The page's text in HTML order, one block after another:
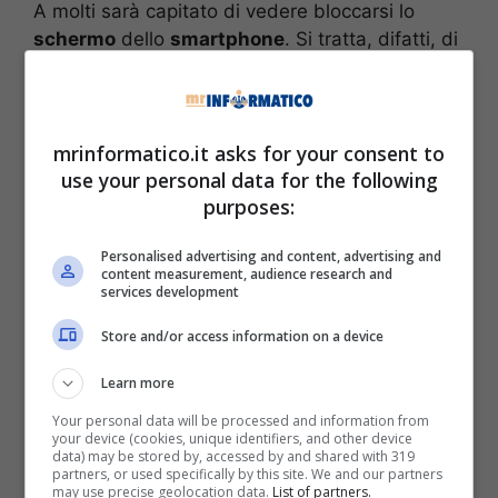
A molti sarà capitato di vedere bloccarsi lo
schermo dello smartphone. Si tratta, difatti, di
qualsiasi marca o modello di dispositivi. Se
sempre bisogna correre in assistenza o in
negozio ad acquistarne uno nuovo.
può essere risolto in poche semplici mosse. Il
primo consiglio è quello di non intasare la
memoria del telefono e provvedere sempre
alla pulizia, magari cancellando leapplicazioni
o ifile
(foto, video, audio e documenti) che
sono
truccoper sbloccare uno smartphone il cui
schermo non dà più segni di vita.
mrinformatico.it asks for your consent to
use your personal data for the following
purposes:
Personalised advertising and content, advertising and
content measurement, audience research and
services development
Store and/or access information on a device
Learn more
Your personal data will be processed and information from
your device (cookies, unique identifiers, and other device
data) may be stored by, accessed by and shared with 319
partners, or used specifically by this site. We and our partners
may use precise geolocation data. List of partners.